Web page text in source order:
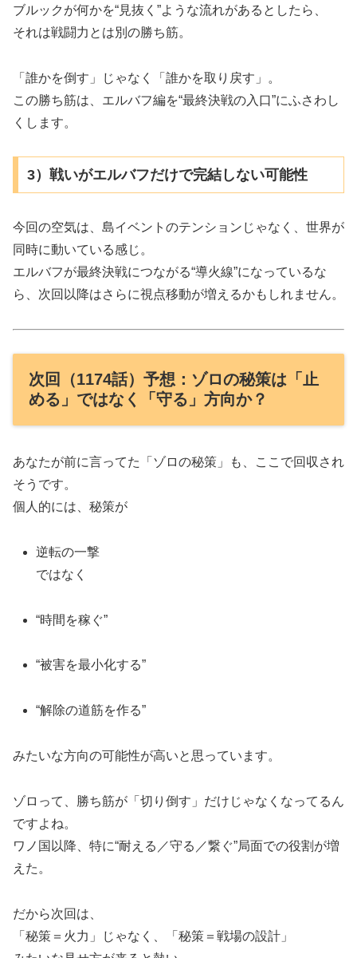
ブルックが何かを“見抜く”ような流れがあるとしたら、
それは戦闘力とは別の勝ち筋。
「誰かを倒す」じゃなく「誰かを取り戻す」。
この勝ち筋は、エルバフ編を“最終決戦の入口”にふさわし
くします。
3）戦いがエルバフだけで完結しない可能性
今回の空気は、島イベントのテンションじゃなく、世界が
同時に動いている感じ。
エルバフが最終決戦につながる“導火線”になっているな
ら、次回以降はさらに視点移動が増えるかもしれません。
次回（1174話）予想：ゾロの秘策は「止
める」ではなく「守る」方向か？
あなたが前に言ってた「ゾロの秘策」も、ここで回収され
そうです。
個人的には、秘策が
逆転の一撃
ではなく
“時間を稼ぐ”
“被害を最小化する”
“解除の道筋を作る”
みたいな方向の可能性が高いと思っています。
ゾロって、勝ち筋が「切り倒す」だけじゃなくなってるん
ですよね。
ワノ国以降、特に“耐える／守る／繋ぐ”局面での役割が増
えた。
だから次回は、
「秘策＝火力」じゃなく、「秘策＝戦場の設計」